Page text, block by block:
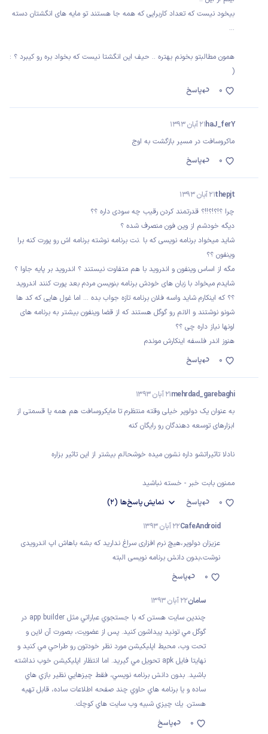
بیخود نیست که تعداد کاربرایی که همه جا هستند تو مایه های انگشتان دسته
...
همون مطالبتو بخونم بهتره .. حیف این انگشتا نیست که بخواد بره رو کیبرد ؟ :
(
پاسخ
0
haJ_ferY21 آبان 1393
ماکروسافت در مسیر بازگشت به اوج
پاسخ
0
thepjt21 آبان 1393
چرا ؟!؟!؟!!؟ قدرتمند کردن رقیب چه سودی داره ؟؟
دیگه خودشم از وین فون منصرف شده ؟
شاید میخواد برنامه نویسی که با .نت برنامه نوشته برنامه اش رو پورت کنه برا
وینفون ؟؟
مگه از اساس وینفون و اندروید با هم متفاوت نیستند ؟ اندروید بر پایه جاوا ؟
شایدم میخواد با زبان های خودش برنامه بنویسن مردم بعد پورت کنند اندروید
؟؟ که اینکارم شاید واسه فلان برنامه تازه جواب بده ... اما غول هایی که کد ها
شونو نوشتند و الانم رو گوگل هستند که از قضا وینفون بیشتر به برنامه های
اونها نیاز داره چی ؟؟
هنوز اندر فلسفه اینکارش موندم
پاسخ
0
mehrdad_garebaghi21 آبان 1393
به عنوان یک دولوپر خیلی وقته منتظرم تا مایکروسافت هم همه یا قسمتی از
ابزارهای توسعه دهندگان رو رایگان کنه
نادلا تاثیراتشو داره نشون میده خوشحالم بیشتر از این تاثیر بزاره
ممنون بابت خبر - خسته نباشید
پاسخ
نمایشپاسخ‌ها (2) 0
CafeAndroid22 آبان 1393
عزیزان دولوپر،هیچ نرم افزاری سراغ ندارید که بشه باهاش اپ اندرویدی
نوشت،بدون دانش برنامه نویسی البته
پاسخ
0
سامان22 آبان 1393
چندين سايت هستن كه با جستجوي عباراتي مثل app builder در
گوگل مي تونيد پيداشون كنيد. پس از عضويت، بصورت آن لاين و
تحت وب، محيط اپليكيشن مورد نظر خودتون رو طراحي مي كنيد و
نهايتا فايل apk تحويل مي گيريد. اما انتظار اپليكيشن خوب نداشته
باشيد. بدون دانش برنامه نويسي، فقط چيزهايي نظير بازي هاي
ساده و يا برنامه هاي حاوي چند صفحه اطلاعات ساده، قابل تهيه
هستن. يك چيزي شبيه وب سايت هاي كوچك.
پاسخ
0